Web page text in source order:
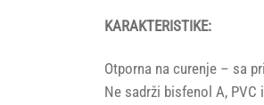
KARAKTERISTIKE:
Otporna na curenje – sa
Ne sadrži bisfenol A, PVC